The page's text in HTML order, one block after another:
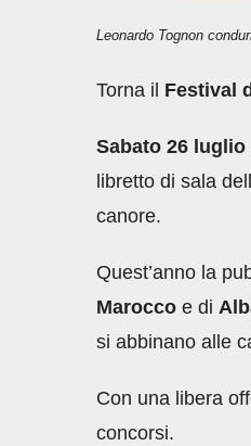
Leonardo Tognon
Torna il Festival
Sabato 26 luglio
libretto di sala
canore.
Quest’anno la
Marocco e di
si abbinano alle
Con una libera
concorsi.